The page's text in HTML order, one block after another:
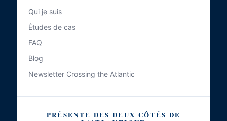
Qui je suis
Études de cas
FAQ
Blog
Newsletter Crossing the Atlantic
PRÉSENTE DES DEUX CÔTÉS DE